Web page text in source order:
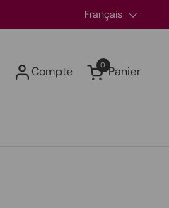
Langue
Français
Compte Ouvrir le panier
Panier
0